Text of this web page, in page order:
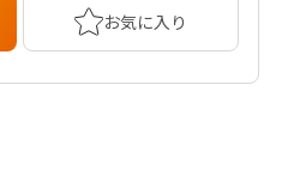
お気に入り